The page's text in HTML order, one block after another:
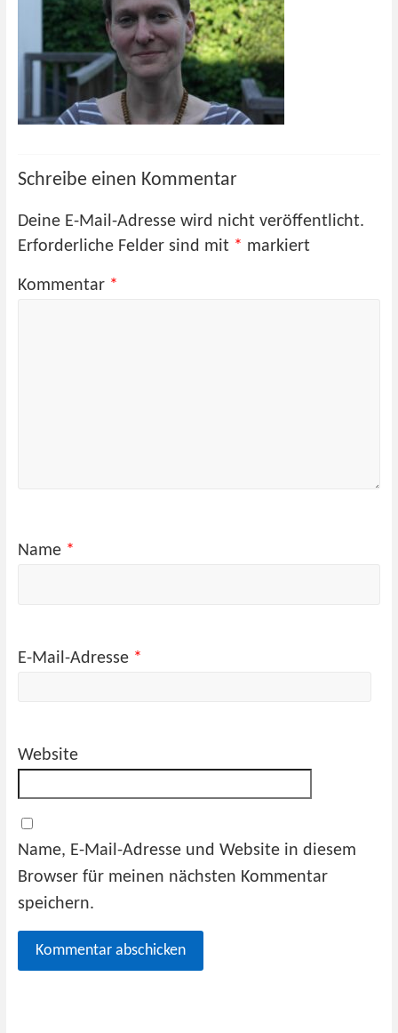
Schreibe einen Kommentar
Deine E-Mail-Adresse wird nicht veröffentlicht.
Erforderliche Felder sind mit * markiert
Kommentar *
Name *
E-Mail-Adresse *
Website
Name, E-Mail-Adresse und Website in diesem
Browser für meinen nächsten Kommentar
speichern.